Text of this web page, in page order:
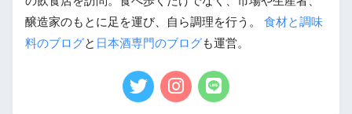
醸造家のもとに足を運び、自ら調理を行う。 食材と調味
料のブログと 日本酒専門のブログも運営。